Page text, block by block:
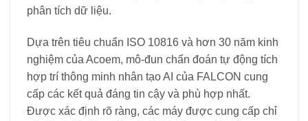
phân tích dữ liệu.
Dựa trên tiêu chuẩn ISO 10816 và hơn 30 năm kinh
nghiệm của Acoem, mô-đun chẩn đoán tự động tích
hợp trí thông minh nhân tạo AI của FALCON cung
cấp các kết quả đáng tin cậy và phù hợp nhất.
Được xác định rõ ràng, các máy được cung cấp chỉ